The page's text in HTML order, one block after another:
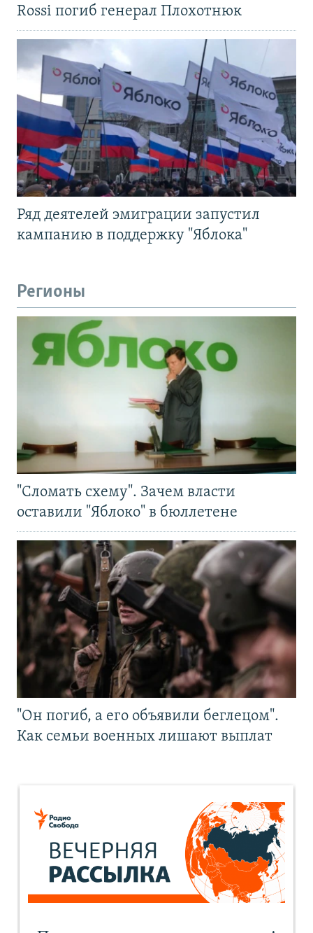
Rossi погиб генерал Плохотнюк
Ряд деятелей эмиграции запустил
кампанию в поддержку "Яблока"
Регионы
"Сломать схему". Зачем власти
оставили "Яблоко" в бюллетене
"Он погиб, а его объявили беглецом".
Как семьи военных лишают выплат